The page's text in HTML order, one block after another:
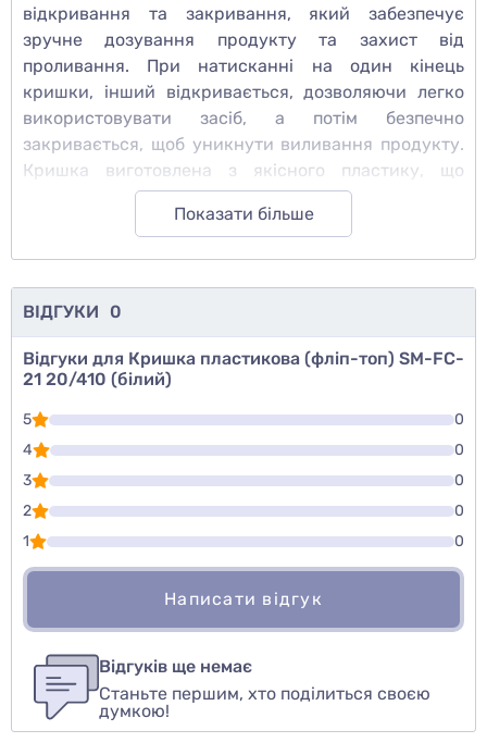
відкривання та закривання, який забезпечує
зручне дозування продукту та захист від
проливання. При натисканні на один кінець
кришки, інший відкривається, дозволяючи легко
використовувати засіб, а потім безпечно
закривається, щоб уникнути виливання продукту.
Кришка виготовлена з якісного пластику, що
забезпечує її довговічність та міцність. Крім того,
вона легко миється та не змінює своєї форми й
Показати більше
ВІДГУКИ 0
Відгуки для Кришка пластикова (фліп-топ) SM-FC-
21 20/410 (білий)
5
0
4
0
3
0
2
0
1
0
Написати відгук
авторизуйтесьили войдите
Оцінити товар
Відгуків ще немає
Станьте першим, хто поділиться своєю
думкою!